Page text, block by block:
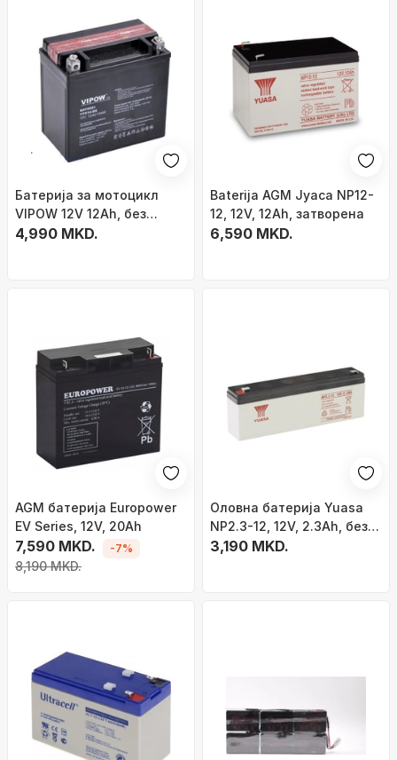
Батерија за мотоцикл
VIPOW 12V 12Ah, без
одржување, црна
4,990 MKD.
Baterija AGM Јуаса NP12-
12, 12V, 12Ah, затворена
6,590 MKD.
AGM батерија Europower
EV Series, 12V, 20Ah
7,590 MKD.
8,190 MKD.
-7%
Оловна батерија Yuasa
NP2.3-12, 12V, 2.3Ah, без
одржување
3,190 MKD.